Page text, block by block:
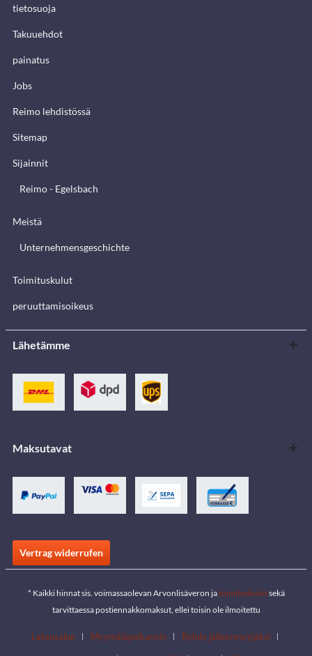
tietosuoja
Takuuehdot
painatus
Jobs
Reimo lehdistössä
Sitemap
Sijainnit
Reimo - Egelsbach
Meistä
Unternehmensgeschichte
Toimituskulut
peruuttamisoikeus
Lähetämme
Maksutavat
Vertrag widerrufen
* Kaikki hinnat sis. voimassaolevan Arvonlisäveron jatoimituskulutsekä
tarvittaessa postiennakkomaksut, ellei toisin ole ilmoitettu
Latausalue Myymäläpaikannin
Ryhdy jälleenmyyjäksi